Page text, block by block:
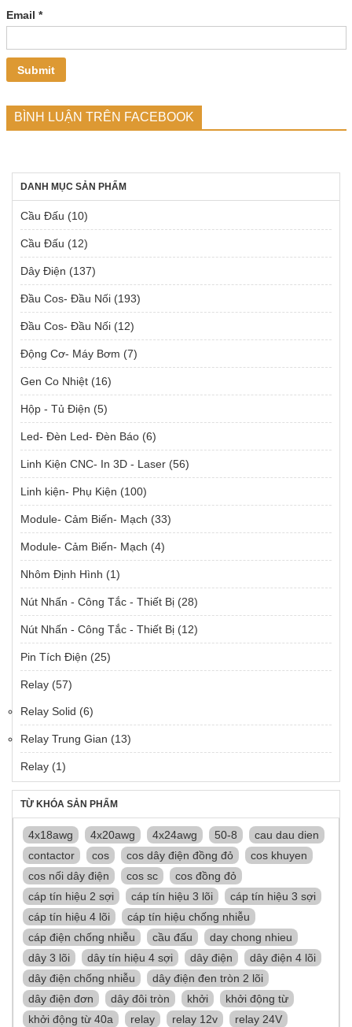
Email *
BÌNH LUẬN TRÊN FACEBOOK
DANH MỤC SẢN PHẨM
Cầu Đấu (10)
Cầu Đấu (12)
Dây Điện (137)
Đầu Cos- Đầu Nối (193)
Đầu Cos- Đầu Nối (12)
Động Cơ- Máy Bơm (7)
Gen Co Nhiệt (16)
Hộp - Tủ Điện (5)
Led- Đèn Led- Đèn Báo (6)
Linh Kiện CNC- In 3D - Laser (56)
Linh kiện- Phụ Kiện (100)
Module- Cảm Biến- Mạch (33)
Module- Cảm Biến- Mạch (4)
Nhôm Định Hình (1)
Nút Nhấn - Công Tắc - Thiết Bị (28)
Nút Nhấn - Công Tắc - Thiết Bị (12)
Pin Tích Điện (25)
Relay (57)
Relay Solid (6)
Relay Trung Gian (13)
Relay (1)
TỪ KHÓA SẢN PHẨM
4x18awg 4x20awg 4x24awg 50-8
cau dau dien
contactor
cos cos dây điện đồng đỏ
cos khuyen
cos nối dây điện
cos sc
cos đồng đỏ
cáp tín hiệu 2 sợi
cáp tín hiệu 3 lõi
cáp tín hiệu 3 sợi
cáp tín hiệu 4 lõi
cáp tín hiệu chống nhiễu
cáp điện chống nhiễu
cầu đấu
day chong nhieu
dây 3 lõi
dây tín hiệu 4 sợi dây điện
dây điện 4 lõi
dây điện chống nhiễu
dây điện đen tròn 2 lõi
dây điện đơn
dây đôi tròn khởi
khởi động từ
khởi động từ 40a
relay relay 12v
relay 24V